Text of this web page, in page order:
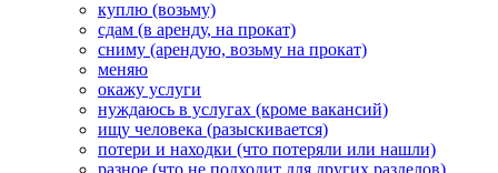
куплю (возьму)
сдам (в аренду, на прокат)
сниму (арендую, возьму на прокат)
меняю
окажу услуги
нуждаюсь в услугах (кроме вакансий)
ищу человека (разыскивается)
потери и находки (что потеряли или нашли)
разное (что не подходит для других разделов)